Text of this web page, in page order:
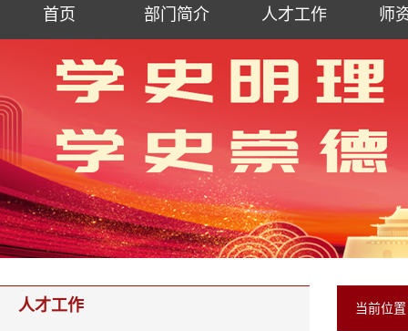
首页 部门简介 人才工作 师
人才工作 当前位